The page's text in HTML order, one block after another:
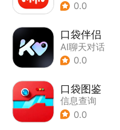
0.0
口袋伴侣
AI聊天对话
0.0
口袋图鉴
信息查询
0.0